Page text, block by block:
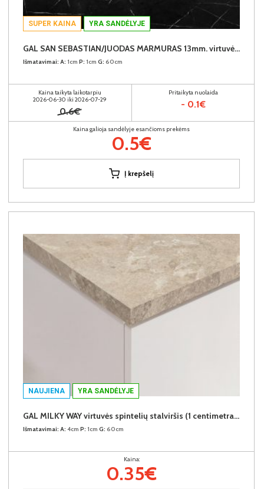
SUPER KAINA YRA SANDĖLYJE
GAL SAN SEBASTIAN/JUODAS MARMURAS 13mm. virtuvės spintelių stalviršis (1 centimetras) (Įvykdymo terminas iki 10d.d.)
Išmatavimai: A: 1cm P: 1cm G: 60cm
Kaina taikyta laikotarpiu
2026-06-30 iki 2026-07-29
0.6€
Pritaikyta nuolaida
- 0.1€
Kaina galioja sandėlyje esančioms prekėms
0.5€
Į krepšelį
NAUJIENA YRA SANDĖLYJE
GAL MILKY WAY virtuvės spintelių stalviršis (1 centimetras) (Įvykdymo terminas iki 10d.d.)
Išmatavimai: A: 4cm P: 1cm G: 60cm
Kaina:
0.35€